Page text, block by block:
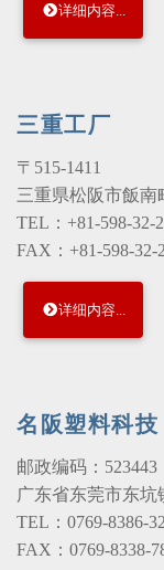
详细内容...
三重工厂
〒515-1411
三重県松阪市飯南
TEL：+81-598-32-
FAX：+81-598-32-
详细内容...
名阪塑料科技
邮政编码：523443
广东省东莞市东坑
TEL：0769-8386-
FAX：0769-8338-